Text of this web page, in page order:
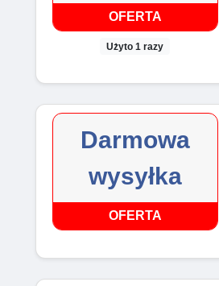
OFERTA
Użyto 1 razy
Darmowa
wysyłka
OFERTA